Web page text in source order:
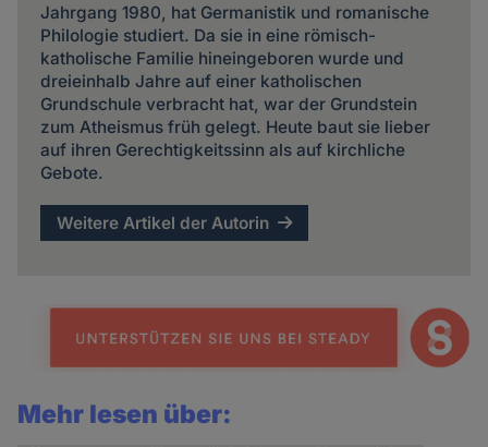
Jahrgang 1980, hat Germanistik und romanische
Philologie studiert. Da sie in eine römisch-
katholische Familie hineingeboren wurde und
dreieinhalb Jahre auf einer katholischen
Grundschule verbracht hat, war der Grundstein
zum Atheismus früh gelegt. Heute baut sie lieber
auf ihren Gerechtigkeitssinn als auf kirchliche
Gebote.
Weitere Artikel der Autorin
Mehr lesen über: